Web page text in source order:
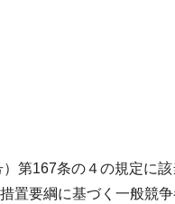
第167条の４の規定に該
置要綱に基づく一般競